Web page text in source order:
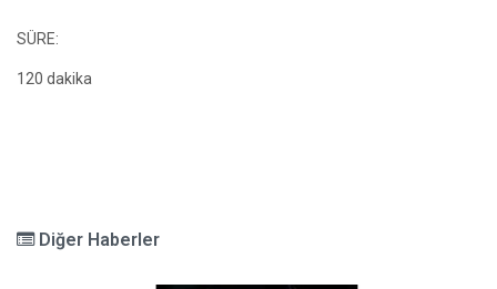
SÜRE:
120 dakika
Diğer Haberler